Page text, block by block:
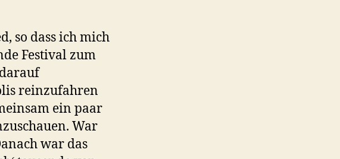
so dass ich mich
Festival zum
reinzufahren
ein paar
War
war das